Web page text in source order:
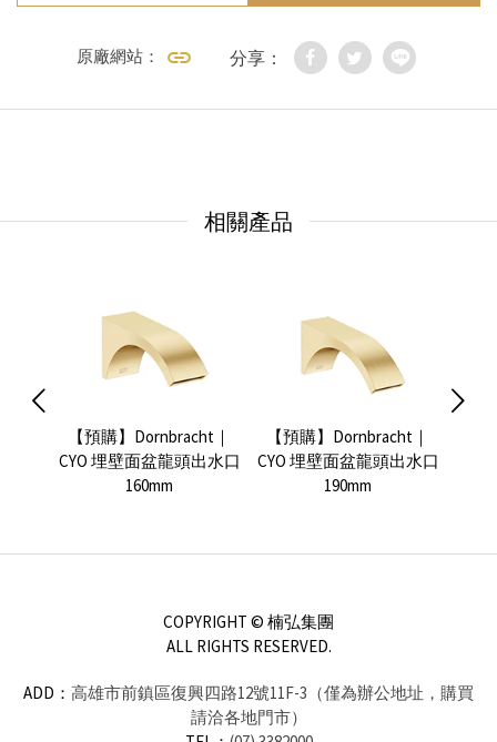
原廠網站： 分享：
相關產品
【預購】Dornbracht｜
CYO 埋壁面盆龍頭出水口
160mm
【預購】Dornbracht｜
CYO 埋壁面盆龍頭出水口
190mm
COPYRIGHT © 楠弘集團
ALL RIGHTS RESERVED.
ADD： 高雄市前鎮區復興四路12號11F-3（僅為辦公地址，購買
請洽各地門市）